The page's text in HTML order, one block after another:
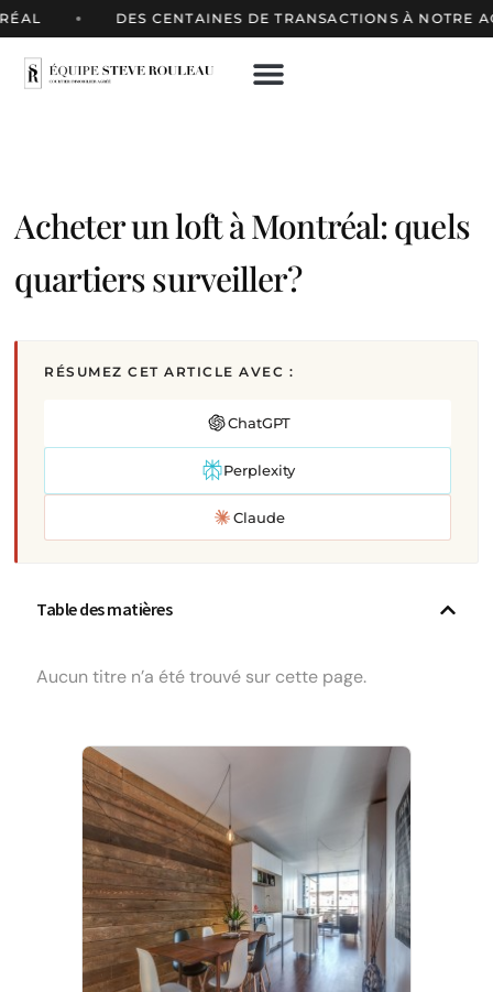
DES CENTAINES DE TRANSACTIONS À NOTRE
Acheter un loft à Montréal: quels
quartiers surveiller?
RÉSUMEZ CET ARTICLE AVEC :
ChatGPT
Perplexity
Claude
Table des matières
Aucun titre n’a été trouvé sur cette page.